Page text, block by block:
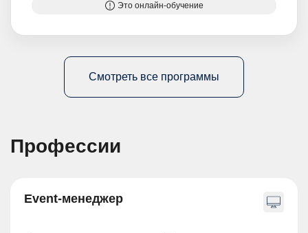
Это онлайн-обучение
Смотреть все программы
Профессии
Event-менеджер